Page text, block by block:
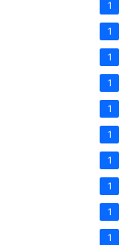
1
1
1
1
1
1
1
1
1
1